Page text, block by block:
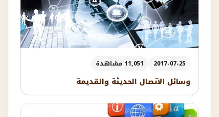
2017-07-25 11,051 مشاهدة
وسائل الاتصال الحديثة والقديمة